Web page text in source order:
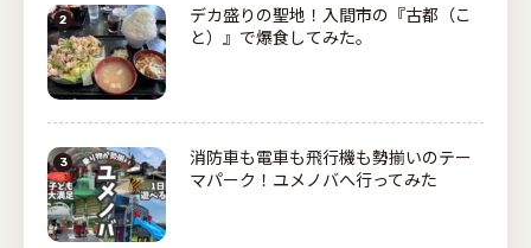
デカ盛りの聖地！入間市の『古都（こ
と）』で爆食してみた。
消防車も電車も飛行機も勢揃いのテー
マパーク！ユメノバへ行ってみた